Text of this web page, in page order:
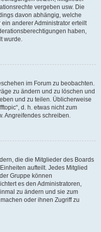
vergeben usw. Die
davon abhängig, welche
anderer Administrator erteilt
haben,
wurde.
im Forum zu beobachten.
zu ändern und zu löschen und
und zu teilen. Üblicherweise
d. h. etwas nicht zum
Angreifendes schreiben.
die die Mitglieder des Boards
aufteilt. Jedes Mitglied
Gruppe können
es den Administratoren,
zu ändern und sie zum
oder ihnen Zugriff zu